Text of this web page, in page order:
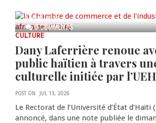
0 COMMENTS
AUG 05, 2026
CULTURE
Dany Laferrière renoue
public haïtien à travers
culturelle initiée par l’UEH
POST ON JUL 13, 2026
Le Rectorat de l’Université d’État d’Haïti
annoncé, dans une note publiée le